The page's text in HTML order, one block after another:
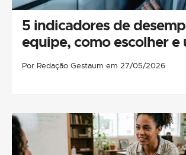
5 indicadores de
equipe, como escolher e
Por Redação Gestaum em 27/05/2026